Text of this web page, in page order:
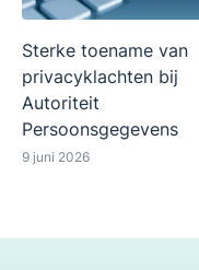
Sterke toename van
privacyklachten bij
Autoriteit
Persoonsgegevens
9 juni 2026